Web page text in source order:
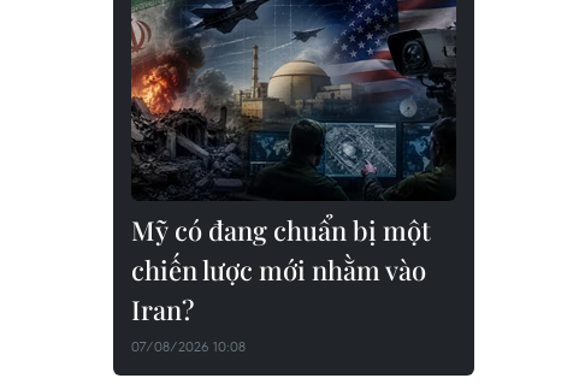
Mỹ có đang chuẩn bị một
chiến lược mới nhằm vào
Iran?
07/08/2026 10:08